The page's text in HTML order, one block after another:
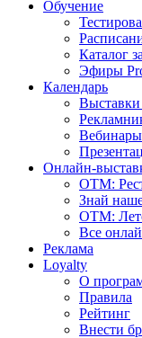
Обучение
Каталог
Эфиры
Календарь
Вебинары
Онлайн-
OTM:
Знай
OTM:
Все
Реклама
Loyalty
О
Правила
Рейтинг
Внести